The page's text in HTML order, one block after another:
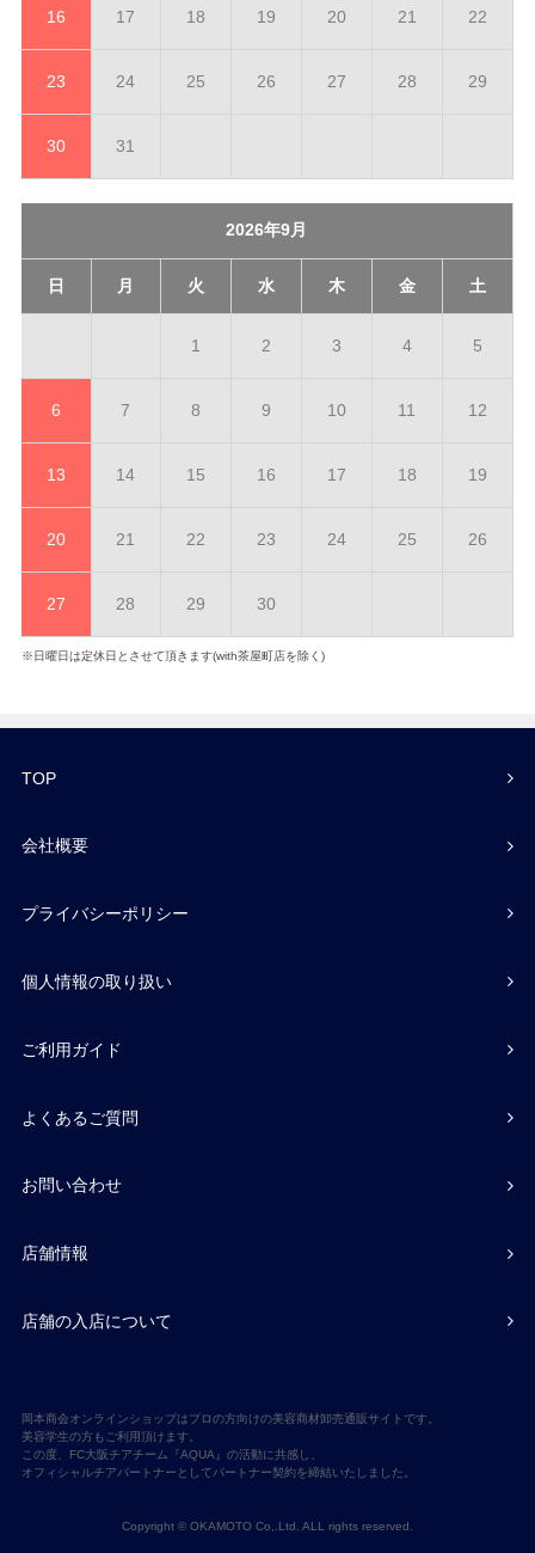
16 17 18 19 20 21 22
23 24 25 26 27 28 29
30 31
2026年9月
日 月 火 水 木 金 土
1 2 3 4 5
6 7 8 9 10 11 12
13 14 15 16 17 18 19
20 21 22 23 24 25 26
27 28 29 30
※日曜日は定休日とさせて頂きます(with茶屋町店を除く)
TOP
会社概要
プライバシーポリシー
個人情報の取り扱い
ご利用ガイド
よくあるご質問
お問い合わせ
店舗情報
店舗の入店について
岡本商会オンラインショップはプロの方向けの美容商材卸売通販サイトです。
美容学生の方もご利用頂けます。
この度、FC大阪チアチーム『AQUA』の活動に共感し、
オフィシャルチアパートナーとしてパートナー契約を締結いたしました。
Copyright © OKAMOTO Co,.Ltd. ALL rights reserved.